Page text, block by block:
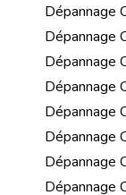
Dépannage
Dépannage
Dépannage
Dépannage
Dépannage
Dépannage
Dépannage
Dépannage